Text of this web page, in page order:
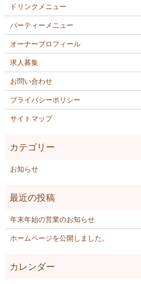
ドリンクメニュー
パーティーメニュー
オーナープロフィール
求人募集
お問い合わせ
プライバシーポリシー
サイトマップ
お知らせ
年末年始の営業のお知らせ
ホームページを公開しました。